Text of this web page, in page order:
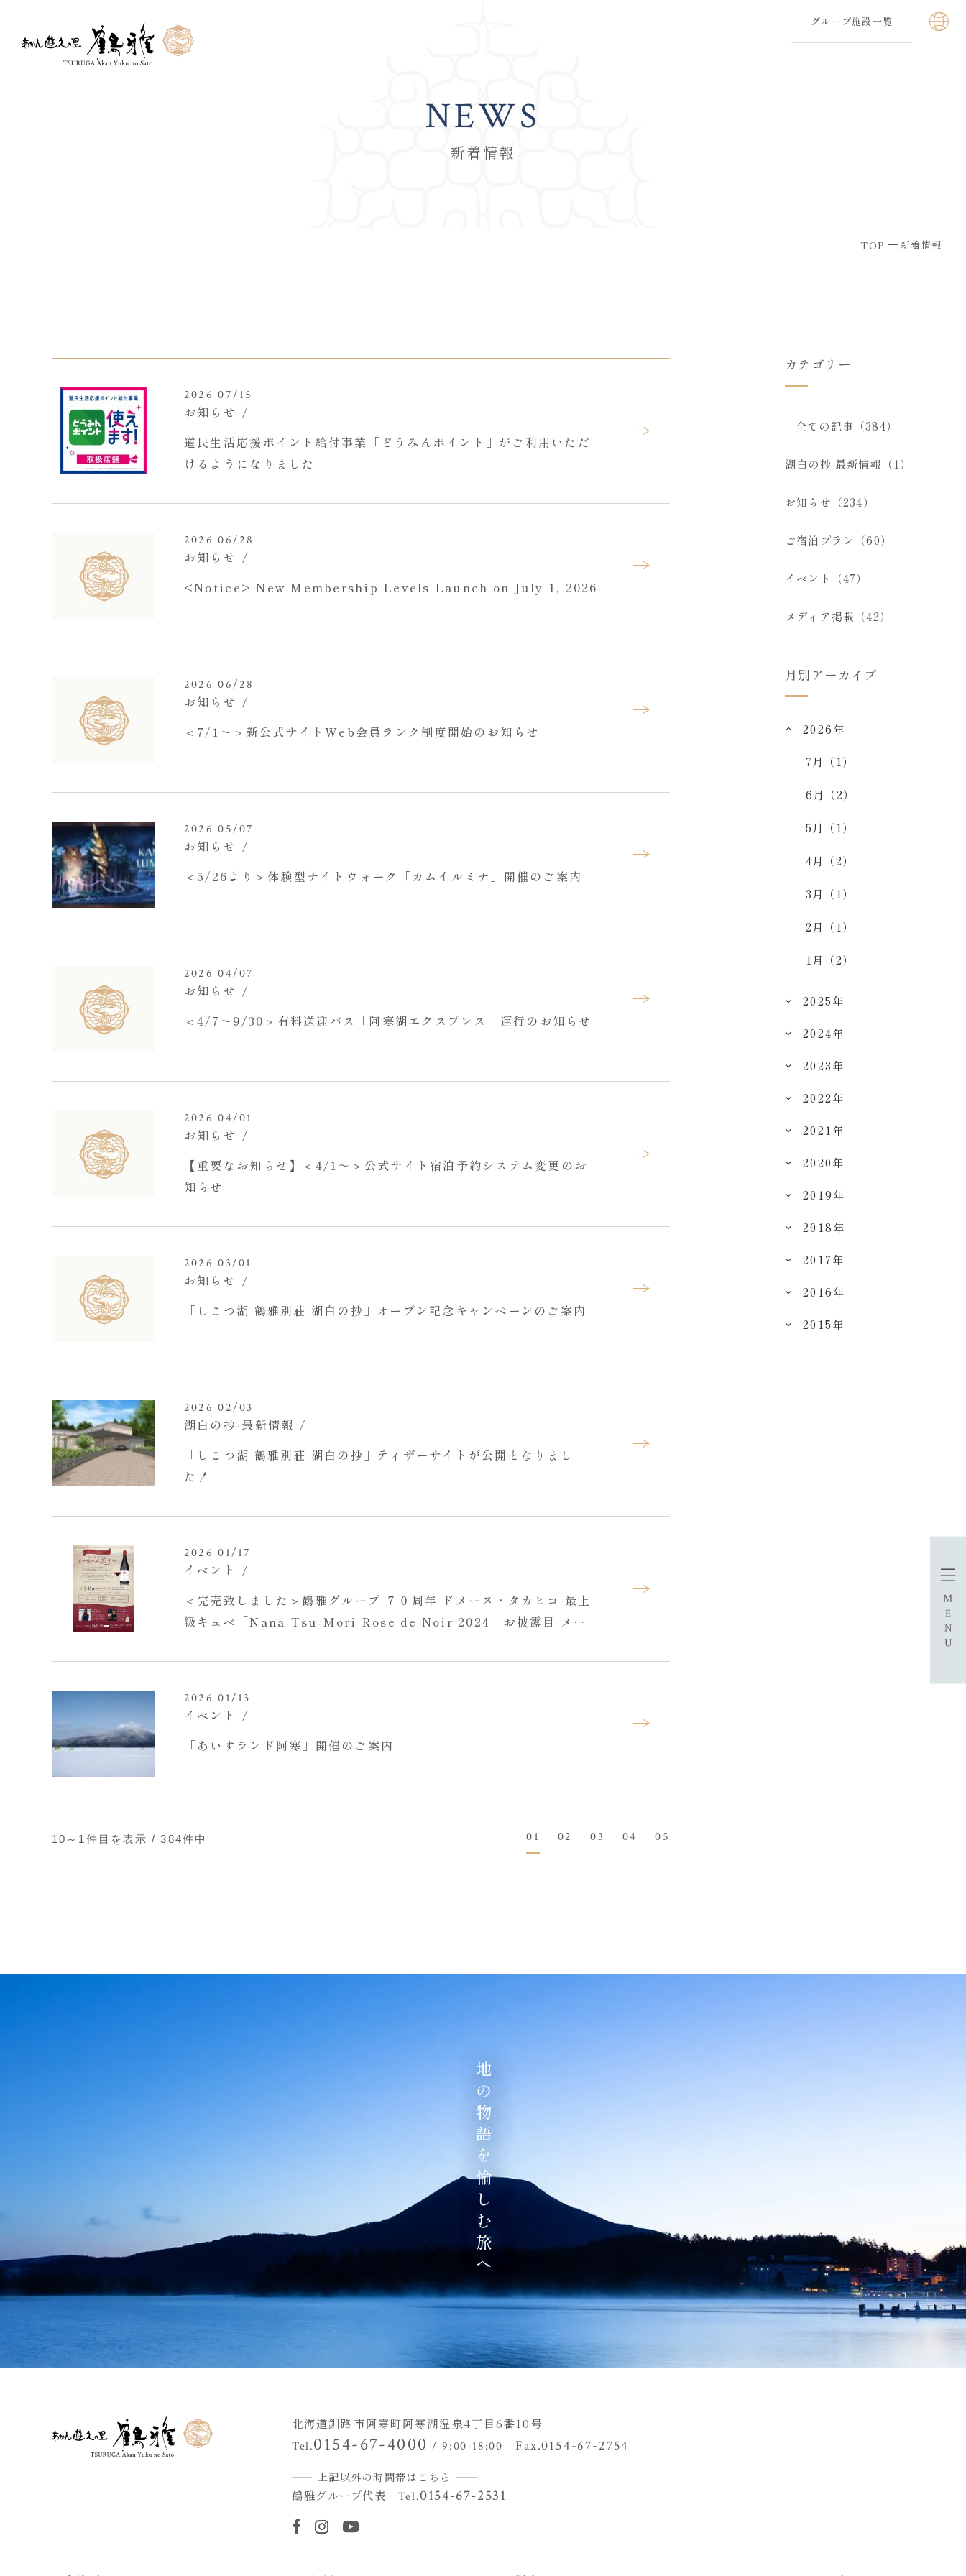
グループ施設一覧
NEWS
新着情報
TOP 新着情報
2026 07/15
お知らせ
道民生活応援ポイント給付事業「どうみんポイント」がご利用いただ
けるようになりました
2026 06/28
お知らせ
<Notice> New Membership Levels Launch on July 1, 2026
2026 06/28
お知らせ
＜7/1～＞新公式サイトWeb会員ランク制度開始のお知らせ
2026 05/07
お知らせ
＜5/26より＞体験型ナイトウォーク「カムイルミナ」開催のご案内
2026 04/07
お知らせ
＜4/7～9/30＞有料送迎バス「阿寒湖エクスプレス」運行のお知らせ
2026 04/01
お知らせ
【重要なお知らせ】＜4/1～＞公式サイト宿泊予約システム変更のお
知らせ
2026 03/01
お知らせ
「しこつ湖 鶴雅別荘 湖白の抄」オープン記念キャンペーンのご案内
2026 02/03
湖白の抄‐最新情報
「しこつ湖 鶴雅別荘 湖白の抄」ティザーサイトが公開となりまし
た！
2026 01/17
イベント
＜完売致しました＞鶴雅グループ ７０周年 ドメーヌ・タカヒコ 最上
級キュベ「Nana-Tsu-Mori Rose de Noir 2024」お披露目 メー
2026 01/13
イベント
「あいすランド阿寒」開催のご案内
10～1 件目を表示 / 384件中 01 02 03 04 05
カテゴリー
全ての記事（384）
湖白の抄‐最新情報（1）
お知らせ（234）
ご宿泊プラン（60）
イベント（47）
メディア掲載（42）
月別アーカイブ
2026年
7月（1）
6月（2）
5月（1）
4月（2）
3月（1）
2月（1）
1月（2）
2025年
2024年
2023年
2022年
2021年
2020年
2019年
2018年
2017年
2016年
2015年
地の物語を愉しむ旅へ
北海道釧路市阿寒町阿寒湖温泉4丁目6番10号
Tel.0154-67-4000 / 9:00-18:00 Fax.0154-67-2754
上記以外の時間帯はこちら
鶴雅グループ代表 Tel.0154-67-2531
MENU